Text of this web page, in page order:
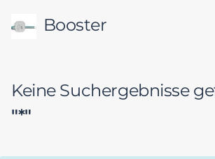
Booster
Keine Suchergebnisse
"*"